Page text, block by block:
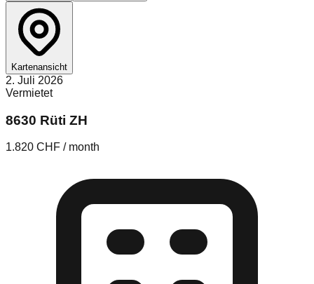
Kartenansicht
2. Juli 2026
Vermietet
8630 Rüti ZH
1.820 CHF / month